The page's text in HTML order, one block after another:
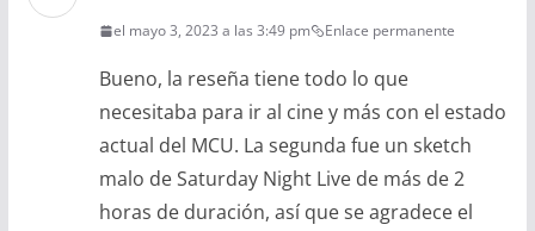
el mayo 3, 2023 a las 3:49 pm Enlace permanente
Bueno, la reseña tiene todo lo que
necesitaba para ir al cine y más con el estado
actual del MCU. La segunda fue un sketch
malo de Saturday Night Live de más de 2
horas de duración, así que se agradece el